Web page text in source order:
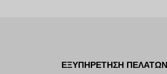
ΕΞΥΠΗΡΈΤΗΣΗ ΠΕΛΑΤΩΝ